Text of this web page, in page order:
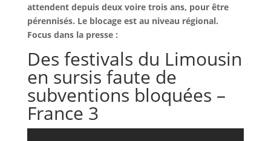
attendent depuis deux voire trois ans, pour être
pérennisés. Le blocage est au niveau régional.
Focus dans la presse :
Des festivals du Limousin
en sursis faute de
subventions bloquées –
France 3